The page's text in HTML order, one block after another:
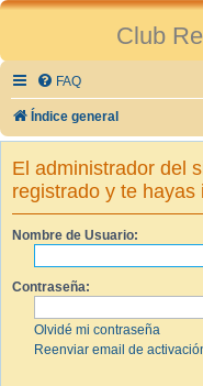
Club
FAQ
Índice general
El administrador del
registrado y te
Nombre de Usuario:
Contraseña:
Olvidé mi contraseña
Reenviar email de